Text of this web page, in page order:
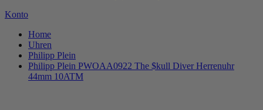
Konto
Home
Uhren
Philipp Plein
Philipp Plein PWOAA0922 The $kull Diver Herrenuhr
44mm 10ATM